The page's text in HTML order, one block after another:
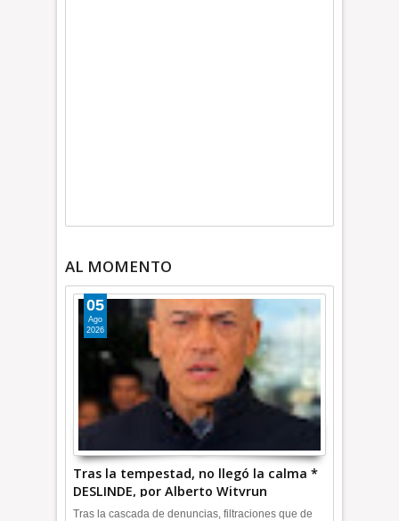
AL MOMENTO
Tras la tempestad, no llegó la calma *
DESLINDE, por Alberto Witvrun
OPINIÓN
05
Ago
2026
Tras la cascada de denuncias, filtraciones que de